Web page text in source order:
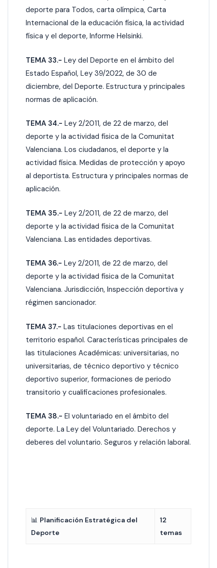
deporte para Todos, carta olímpica, Carta
Internacional de la educación física, la actividad
física y el deporte, Informe Helsinki.
TEMA 33.- Ley del Deporte en el ámbito del
Estado Español, Ley 39/2022, de 30 de
diciembre, del Deporte. Estructura y principales
normas de aplicación.
TEMA 34.- Ley 2/2011, de 22 de marzo, del
deporte y la actividad física de la Comunitat
Valenciana. Los ciudadanos, el deporte y la
actividad física. Medidas de protección y apoyo
al deportista. Estructura y principales normas de
aplicación.
TEMA 35.- Ley 2/2011, de 22 de marzo, del
deporte y la actividad física de la Comunitat
Valenciana. Las entidades deportivas.
TEMA 36.- Ley 2/2011, de 22 de marzo, del
deporte y la actividad física de la Comunitat
Valenciana. Jurisdicción, Inspección deportiva y
régimen sancionador.
TEMA 37.- Las titulaciones deportivas en el
territorio español. Características principales de
las titulaciones Académicas: universitarias, no
universitarias, de técnico deportivo y técnico
deportivo superior, formaciones de periodo
transitorio y cualificaciones profesionales.
TEMA 38.- El voluntariado en el ámbito del
deporte. La Ley del Voluntariado. Derechos y
deberes del voluntario. Seguros y relación laboral.
📊 Planificación Estratégica del
Deporte
12
temas